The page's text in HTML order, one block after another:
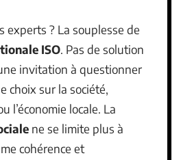
experts ? La souplesse de
ISO. Pas de solution
invitation à questionner
choix sur la société,
l’économie locale. La
ne se limite plus à
cohérence et